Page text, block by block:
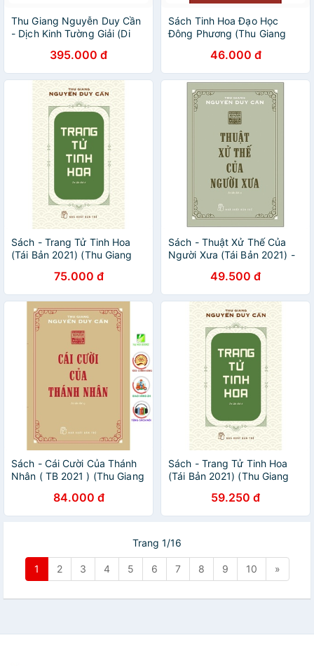
Thu Giang Nguyễn Duy Cần
- Dịch Kinh Tường Giải (Di
395.000 đ
Sách Tinh Hoa Đạo Học
Đông Phương (Thu Giang
46.000 đ
Sách - Trang Tử Tinh Hoa
(Tái Bản 2021) (Thu Giang
75.000 đ
Sách - Thuật Xử Thế Của
Người Xưa (Tái Bản 2021) -
49.500 đ
Sách - Cái Cười Của Thánh
Nhân ( TB 2021 ) (Thu Giang
84.000 đ
Sách - Trang Tử Tinh Hoa
(Tái Bản 2021) (Thu Giang
59.250 đ
Trang 1/16
1 2 3 4 5 6 7 8 9 10 »